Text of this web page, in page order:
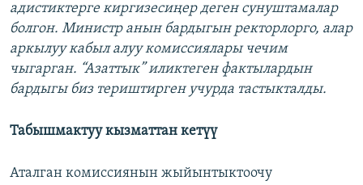
адистиктерге киргизесиңер деген сунуштамалар
болгон. Министр анын бардыгын ректорлорго, алар
аркылуу кабыл алуу комиссиялары чечим
чыгарган. “Азаттык” иликтеген фактылардын
бардыгы биз териштирген учурда тастыкталды.
Табышмактуу кызматтан кетүү
Аталган комиссиянын жыйынтыктоочу